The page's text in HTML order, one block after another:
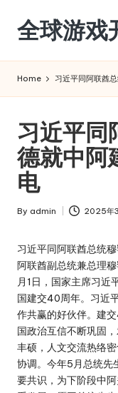
Skip
content
全球游戏
Home 习近平同阿联酋
习近平同
德就中阿
电
Posted
By admin 2025年
习近平同阿联酋总统
阿联酋副总统兼总理
月1日，国家主席习近
国建交40周年。习近
作共赢的好伙伴。建
国政治互信不断巩固
丰硕，人文交流热络
协调。今年5月总统先
要共识，为下阶段中